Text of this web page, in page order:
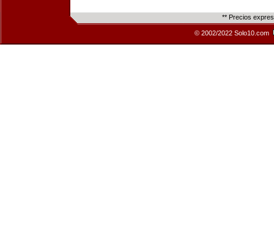
** Precios
© 2002/2022 Solo10.com